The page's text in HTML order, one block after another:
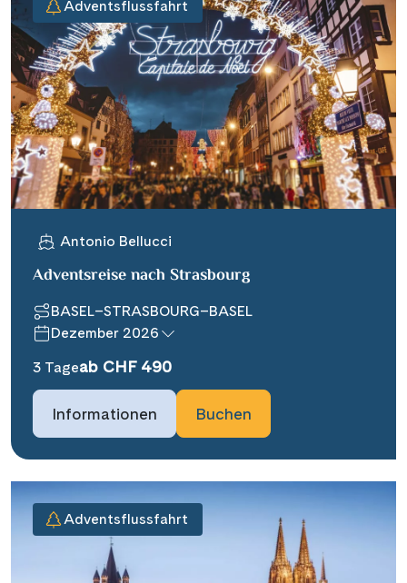
Adventsflussfahrt
Antonio Bellucci
Adventsreise nach Strasbourg
BASEL–STRASBOURG–BASEL
Dezember 2026
3 Tageab CHF 490
Informationen Buchen
Adventsflussfahrt